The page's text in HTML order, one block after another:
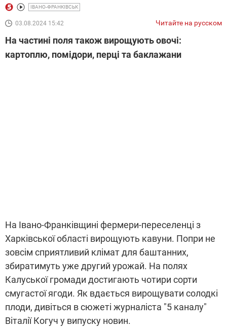
ІВАНО-ФРАНКІВСЬК
03.08.2024 15:42 Читайте на русском
На частині поля також вирощують овочі:
картоплю, помідори, перці та баклажани
На Івано-Франківщині фермери-переселенці з
Харківської області вирощують кавуни. Попри не
зовсім сприятливий клімат для баштанних,
збиратимуть уже другий урожай. На полях
Калуської громади достигають чотири сорти
смугастої ягоди. Як вдається вирощувати солодкі
плоди, дивіться в сюжеті журналіста "5 каналу"
Віталії Когуч у випуску новин.